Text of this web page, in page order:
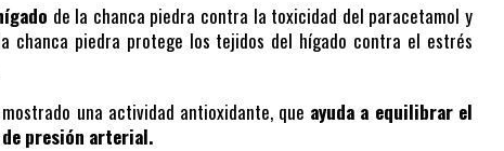
de la chanca piedra contra la toxicidad del paracetamol y
chanca piedra protege los tejidos del hígado contra el estrés
una actividad antioxidante, que ayuda a equilibrar el
presión arterial.